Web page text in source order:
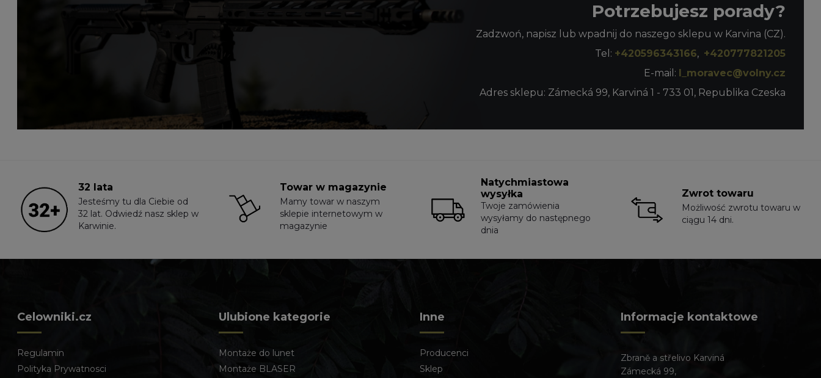
Potrzebujesz porady?
Zadzwoń, napisz lub wpadnij do naszego sklepu w Karvina (CZ).
Tel: +420596343166, +420777821205
E-mail: l_moravec@volny.cz
Adres sklepu: Zámecká 99, Karviná 1 - 733 01, Republika Czeska
32 lata
Jesteśmy tu dla Ciebie od
32 lat. Odwiedź nasz sklep w
Karwinie.
Towar w magazynie
Mamy towar w naszym
sklepie internetowym w
magazynie
Natychmiastowa
wysyłka
Twoje zamówienia
wysyłamy do następnego
dnia
Zwrot towaru
Możliwość zwrotu towaru w
ciągu 14 dni.
Celowniki.cz
Regulamin
Polityka Prywatnosci
Ulubione kategorie
Montaże do lunet
Montaże BLASER
Inne
Producenci
Sklep
Informacje kontaktowe
Zbraně a střelivo Karviná
Zámecká 99,